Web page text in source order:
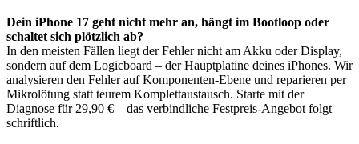
Dein iPhone 17 geht nicht mehr an, hängt im Bootloop oder
schaltet sich plötzlich ab?
In den meisten Fällen liegt der Fehler nicht am Akku oder Display,
sondern auf dem Logicboard – der Hauptplatine deines iPhones. Wir
analysieren den Fehler auf Komponenten-Ebene und reparieren per
Mikrolötung statt teurem Komplettaustausch. Starte mit der
Diagnose für 29,90 € – das verbindliche Festpreis-Angebot folgt
schriftlich.